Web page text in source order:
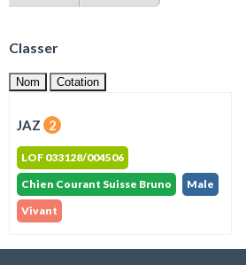
Classer
Nom Cotation
JAZ 2
LOF 033128/004506
Chien Courant Suisse Bruno
Male
Vivant